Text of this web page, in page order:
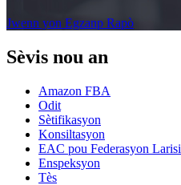
Jwenn yon Egzanp Rapò
Sèvis nou an
Amazon FBA
Odit
Sètifikasyon
Konsiltasyon
EAC pou Federasyon Larisi
Enspeksyon
Tès